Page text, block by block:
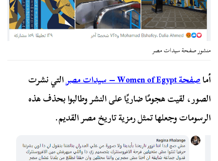
منشور صفحة سيدات مصر
أماصفحة Women of Egypt – سيدات مصر
التي نشرت
الصور، لقيت هجومًا ضاريًا على النشر وطالبوا بحذف هذه
الرسومات وجعلها تمثل رمزية تاريخ مصر القديم.